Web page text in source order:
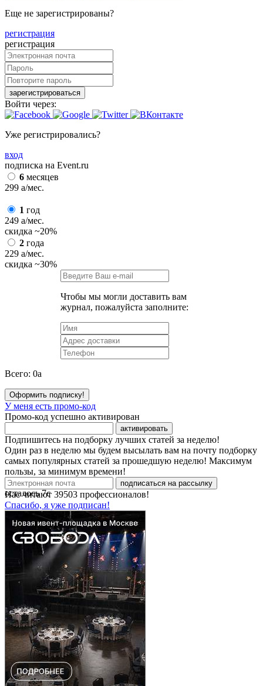
Еще не зарегистрированы?
регистрация
регистрация
зарегистрироваться
Войти через:
Уже регистрировались?
вход
подписка на Event.ru
6 месяцев
299 a/мес.
1 год
249 a/мес.
скидка ~20%
2 года
229 a/мес.
скидка ~30%
Чтобы мы могли доставить вам
журнал, пожалуйста заполните:
Всего: 0a
Оформить подписку!
У меня есть промо-код
Промо-код успешно активирован
активировать
Подпишитесь на подборку лучших статей за неделю!
Один раз в неделю мы будем высылать вам на почту подборку
самых популярных статей за прошедшую неделю! Максимум
пользы, за минимум времени!
подписаться на рассылку
Нас читают 39503 профессионалов!
Спасибо, я уже подписан!
осталось7с